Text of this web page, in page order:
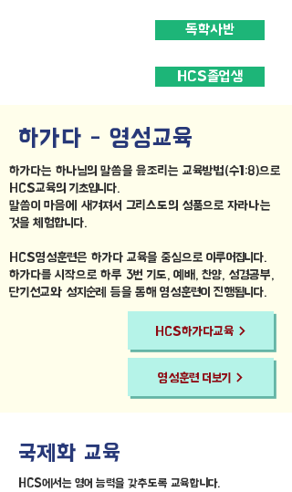
독학사반
HCS졸업생
하가다 - 영성교육
하가다는 하나님의 말씀을 읊조리는 교육방법(수1:8)으로
HCS교육의 기초입니다.
​말씀이 마음에 새겨져서 그리스도의 성품으로 자라나는
것을 체험합니다.
HCS영성훈련은 하가다 교육을 중심으로 이루어집니다.
하가다를 시작으로 하루 3번 기도, 예배, 찬양, 성경공부,
단기선교와 성지순례 등을 통해 영성훈련이 진행됩니다.
HCS하가다교육
영성훈련 더보기
​국제화 교육
HCS에서는 영어 능력을 갖추도록 교육합니다.